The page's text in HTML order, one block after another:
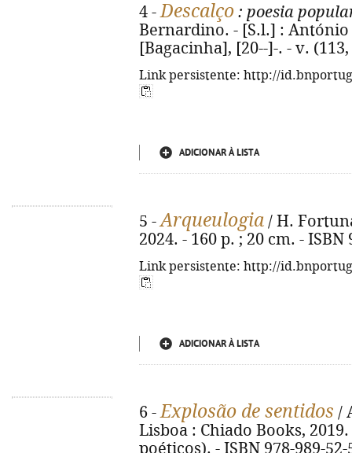
4 -Descalço : poesia
Bernardino. - [S.l.] :
[Bagacinha], [20--]-. - v.
Link persistente: http://
ADICIONAR À LISTA
5 -Arqueulogia / H.
2024. - 160 p. ; 20 cm. - ISBN
Link persistente: http://
ADICIONAR À LISTA
6 -Explosão de sentidos /
Lisboa : Chiado Books,
poéticos). - ISBN 978-989-52-